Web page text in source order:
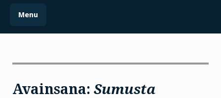
Menu
Avainsana: Sumusta